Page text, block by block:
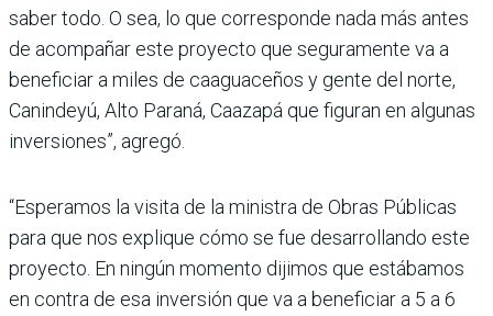
saber todo. O sea, lo que corresponde nada más antes
de acompañar este proyecto que seguramente va a
beneficiar a miles de caaguaceños y gente del norte,
Canindeyú, Alto Paraná, Caazapá que figuran en algunas
inversiones”, agregó.
“Esperamos la visita de la ministra de Obras Públicas
para que nos explique cómo se fue desarrollando este
proyecto. En ningún momento dijimos que estábamos
en contra de esa inversión que va a beneficiar a 5 a 6